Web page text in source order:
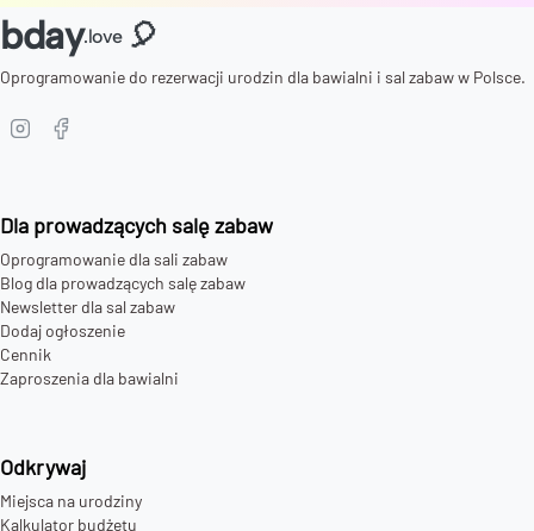
bday.love 🎈
Oprogramowanie do rezerwacji urodzin dla bawialni i sal zabaw w Polsce.
Dla prowadzących salę zabaw
Oprogramowanie dla sali zabaw
Blog dla prowadzących salę zabaw
Newsletter dla sal zabaw
Dodaj ogłoszenie
Cennik
Zaproszenia dla bawialni
Odkrywaj
Miejsca na urodziny
Kalkulator budżetu